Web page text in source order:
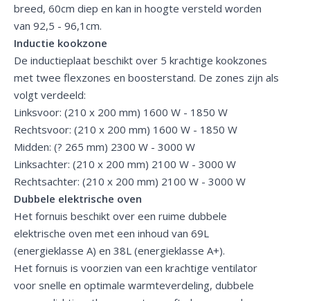
breed, 60cm diep en kan in hoogte versteld worden
van 92,5 - 96,1cm.
Inductie kookzone
De inductieplaat beschikt over 5 krachtige kookzones
met twee flexzones en boosterstand. De zones zijn als
volgt verdeeld:
Linksvoor: (210 x 200 mm) 1600 W - 1850 W
Rechtsvoor: (210 x 200 mm) 1600 W - 1850 W
Midden: (? 265 mm) 2300 W - 3000 W
Linksachter: (210 x 200 mm) 2100 W - 3000 W
Rechtsachter: (210 x 200 mm) 2100 W - 3000 W
Dubbele elektrische oven
Het fornuis beschikt over een ruime dubbele
elektrische oven met een inhoud van 69L
(energieklasse A) en 38L (energieklasse A+).
Het fornuis is voorzien van een krachtige ventilator
voor snelle en optimale warmteverdeling, dubbele